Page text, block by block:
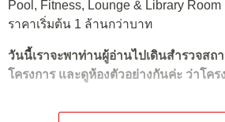
Pool, Fitness, Lounge & Library
ราคาเริ่มต้น 1 ล้านกว่าบาท
วันนี้เราจะพาท่านผู้อ่านไปเดินสำรวจสถ
โครงการ และดูห้องตัวอย่างกันค่ะ ว่าโคร